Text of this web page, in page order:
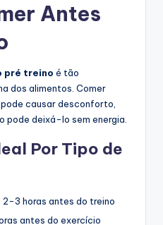
Antes
pré treino é tão
dos alimentos. Comer
causar desconforto,
pode deixá-lo sem energia.
Por Tipo de
2-3 horas antes do treino
antes do exercício